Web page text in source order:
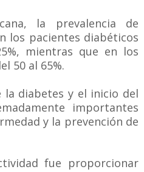
la prevalencia de
los pacientes diabéticos
mientras que en los
50 al 65%.
la diabetes y el inicio del
importantes
y la prevención de
fue proporcionar